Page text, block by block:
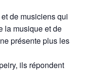
de musiciens qui
la musique et de
présente plus les
ils répondent